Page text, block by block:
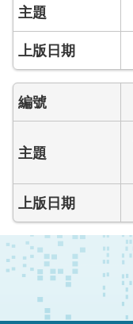
應
用
榮
譽
榜
絡
訊
相
關
連